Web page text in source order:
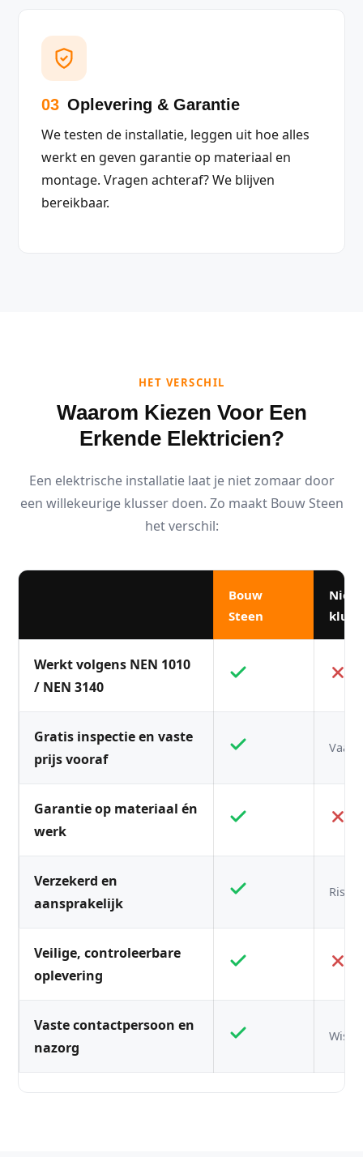
03 Oplevering & Garantie
We testen de installatie, leggen uit hoe alles
werkt en geven garantie op materiaal en
montage. Vragen achteraf? We blijven
bereikbaar.
HET VERSCHIL
Waarom Kiezen Voor Een
Erkende Elektricien?
Een elektrische installatie laat je niet zomaar door
een willekeurige klusser doen. Zo maakt Bouw Steen
het verschil:
Bouw
Steen
Niet-
Werkt volgens NEN 1010
/ NEN 3140
Gratis inspectie en vaste
prijs vooraf
Vaak
Garantie op materiaal én
werk
Verzekerd en
aansprakelijk
Veilige, controleerbare
oplevering
Vaste contactpersoon en
nazorg